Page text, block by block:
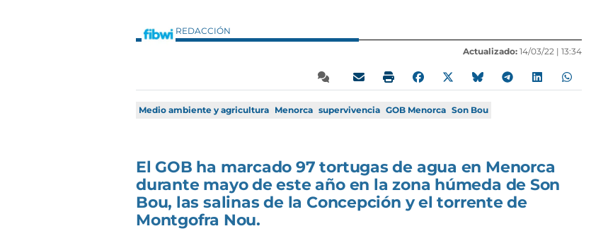
REDACCIÓN
Actualizado: 14/03/22 | 13:34
Medio ambiente y agricultura Menorca supervivencia GOB Menorca Son Bou
El GOB ha marcado 97 tortugas de agua en Menorca
durante mayo de este año en la zona húmeda de Son
Bou, las salinas de la Concepción y el torrente de
Montgofra Nou.